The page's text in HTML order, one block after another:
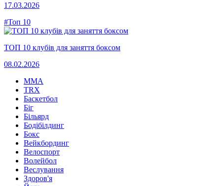
17.03.2026
#Топ 10
ТОП 10 клубів для заняття боксом
08.02.2026
MMA
TRX
Баскетбол
Біг
Більярд
Бодібілдинг
Бокс
Вейкбординг
Велоспорт
Волейбол
Веслування
Здоров'я